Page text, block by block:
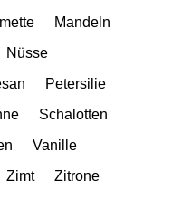
Mandeln
Nüsse
Petersilie
Schalotten
Vanille
Zimt
Zitrone